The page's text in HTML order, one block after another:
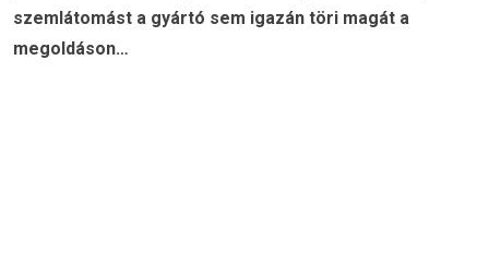
szemlátomást a gyártó sem igazán töri magát a
megoldáson…